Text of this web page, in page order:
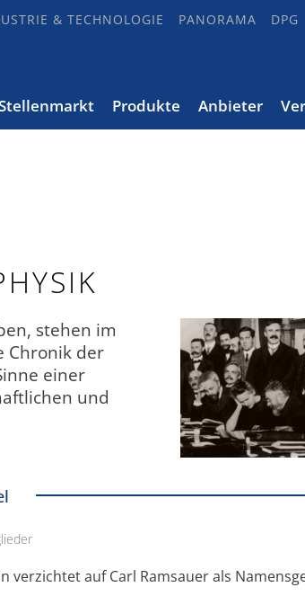
& TECHNOLOGIE PANORAMA DPG
Produkte Anbieter
stehen im
Chronik der
einer
und
verzichtet auf Carl Ramsauer als